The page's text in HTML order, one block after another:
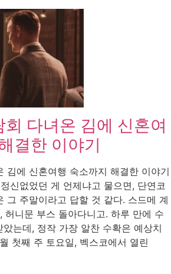
다녀온 김에 신혼여
결한 이야기
김에 신혼여행 숙소까지 해결한 이야기
신없었던 게 언제냐고 물으면, 단연코
그 주말이라고 답할 것 같다. 스드메 계
허니문 부스 돌아다니고. 하루 만에 수
는데, 정작 가장 알찬 수확은 예상치
첫째 주 토요일, 벡스코에서 열린